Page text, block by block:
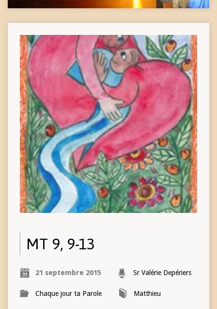
MT 9, 9-13
21 septembre 2015 Sr Valérie Depériers
Chaque jour ta Parole Matthieu